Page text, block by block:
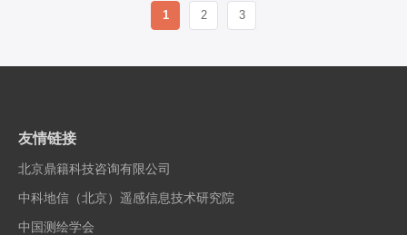
1 2 3
友情链接
北京鼎籍科技咨询有限公司
中科地信（北京）遥感信息技术研究院
中国测绘学会